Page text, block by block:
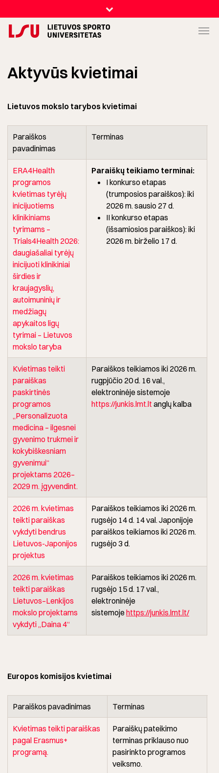
Aktyvūs kvietimai
Lietuvos mokslo tarybos kvietimai
Paraiškos
pavadinimas
Terminas
ERA4Health
programos
kvietimas tyrėjų
inicijuotiems
klinikiniams
tyrimams –
Trials4Health 2026:
daugiašaliai tyrėjų
inicijuoti klinikiniai
širdies ir
kraujagyslių,
autoimuninių ir
medžiagų
apykaitos ligų
tyrimai – Lietuvos
mokslo taryba
Paraiškų teikiamo terminai:
I konkurso etapas
(trumposios paraiškos): iki
2026 m. sausio 27 d.
II konkurso etapas
(išsamiosios paraiškos): iki
2026 m. birželio 17 d.
Kvietimas teikti
paraiškas
paskirtinės
programos
„Personalizuota
medicina – ilgesnei
gyvenimo trukmei ir
kokybiškesniam
gyvenimui“
projektams 2026–
2029 m. įgyvendint.
Paraiškos teikiamos iki 2026 m.
rugpjūčio 20 d. 16 val.,
elektroninėje sistemoje
https://junkis.lmt.lt anglų kalba
2026 m.kvietimas
teikti paraiškas
vykdyti bendrus
Lietuvos-Japonijos
projektus
Paraiškos teikiamos iki 2026 m.
rugsėjo 14 d. 14 val. Japonijoje
paraiškos teikiamos iki 2026 m.
rugsėjo 3 d.
2026 m.kvietimas
teikti paraiškas
Lietuvos–Lenkijos
mokslo projektams
vykdyti „Daina4“
Paraiškos teikiamos iki 2026 m.
rugsėjo 15 d. 17 val.,
elektroninėje
sistemojehttps://junkis.lmt.lt/
Europos komisijos kvietimai
Paraiškos pavadinimas Terminas
Kvietimas teikti paraiškas
pagal Erasmus+
programą.
Paraiškų pateikimo
terminas priklauso nuo
pasirinkto programos
veiksmo.